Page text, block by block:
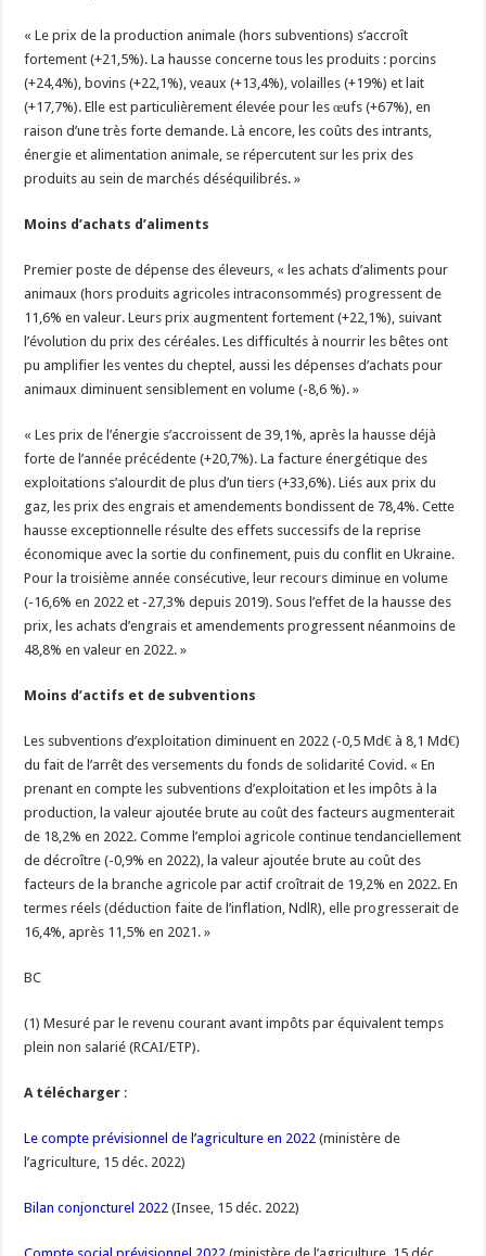
« Le prix de la production animale (hors subventions) s’accroît
fortement (+21,5%). La hausse concerne tous les produits : porcins
(+24,4%), bovins (+22,1%), veaux (+13,4%), volailles (+19%) et lait
(+17,7%). Elle est particulièrement élevée pour les œufs (+67%), en
raison d’une très forte demande. Là encore, les coûts des intrants,
énergie et alimentation animale, se répercutent sur les prix des
produits au sein de marchés déséquilibrés. »
Moins d’achats d’aliments
Premier poste de dépense des éleveurs, « les achats d’aliments pour
animaux (hors produits agricoles intraconsommés) progressent de
11,6% en valeur. Leurs prix augmentent fortement (+22,1%), suivant
l’évolution du prix des céréales. Les difficultés à nourrir les bêtes ont
pu amplifier les ventes du cheptel, aussi les dépenses d’achats pour
animaux diminuent sensiblement en volume (-8,6 %). »
« Les prix de l’énergie s’accroissent de 39,1%, après la hausse déjà
forte de l’année précédente (+20,7%). La facture énergétique des
exploitations s’alourdit de plus d’un tiers (+33,6%). Liés aux prix du
gaz, les prix des engrais et amendements bondissent de 78,4%. Cette
hausse exceptionnelle résulte des effets successifs de la reprise
économique avec la sortie du confinement, puis du conflit en Ukraine.
Pour la troisième année consécutive, leur recours diminue en volume
(-16,6% en 2022 et -27,3% depuis 2019). Sous l’effet de la hausse des
prix, les achats d’engrais et amendements progressent néanmoins de
48,8% en valeur en 2022. »
Moins d’actifs et de subventions
Les subventions d’exploitation diminuent en 2022 (-0,5 Md€ à 8,1 Md€)
du fait de l’arrêt des versements du fonds de solidarité Covid. « En
prenant en compte les subventions d’exploitation et les impôts à la
production, la valeur ajoutée brute au coût des facteurs augmenterait
de 18,2% en 2022. Comme l’emploi agricole continue tendanciellement
de décroître (-0,9% en 2022), la valeur ajoutée brute au coût des
facteurs de la branche agricole par actif croîtrait de 19,2% en 2022. En
termes réels (déduction faite de l’inflation, NdlR), elle progresserait de
16,4%, après 11,5% en 2021. »
BC
(1) Mesuré par le revenu courant avant impôts par équivalent temps
plein non salarié (RCAI/ETP).
A télécharger :
Le compte prévisionnel de l’agriculture en 2022 (ministère de
l’agriculture, 15 déc. 2022)
Bilan conjoncturel 2022 (Insee, 15 déc. 2022)